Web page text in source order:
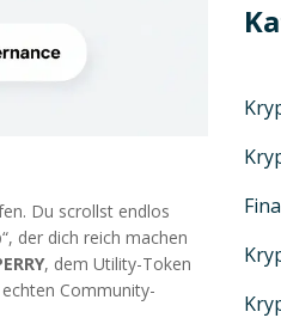
Du scrollst endlos
der dich reich machen
, dem Utility-Token
Community-